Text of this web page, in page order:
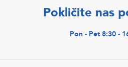
Pokličite nas
Pon - Pet 8:30 -